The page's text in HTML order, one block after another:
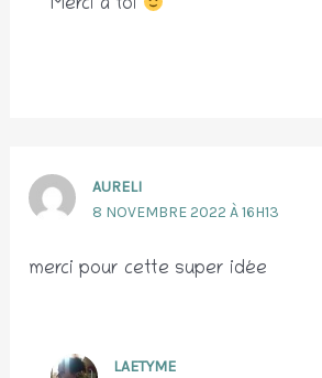
Merci à toi
AURELI
8 NOVEMBRE 2022 À 16H13
merci pour cette super idée
LAETYME